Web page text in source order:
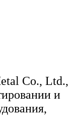
Co., Ltd.,
и